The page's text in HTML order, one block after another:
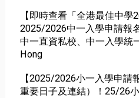
【即時查看「全港最佳中學
2025/2026中一入學申請報
中一直資私校、中一入學統
Hong
【2025/2026小一入學申請
重要日子及連結）！25/26